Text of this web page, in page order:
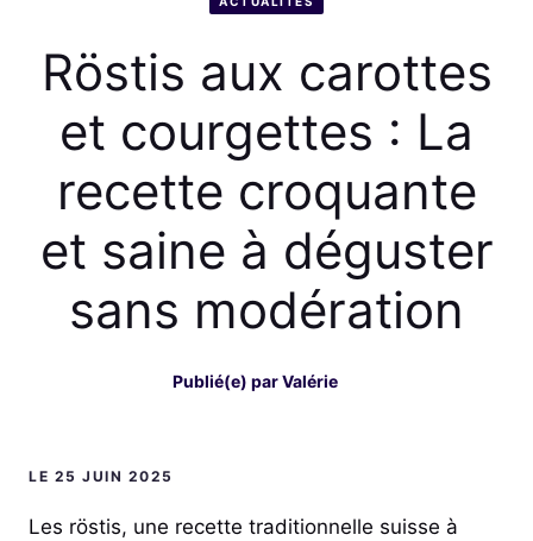
Röstis aux carottes
et courgettes : La
recette croquante
et saine à déguster
sans modération
Publié(e) parValérie
LE 25 JUIN 2025
Les röstis, une recette traditionnelle suisse à